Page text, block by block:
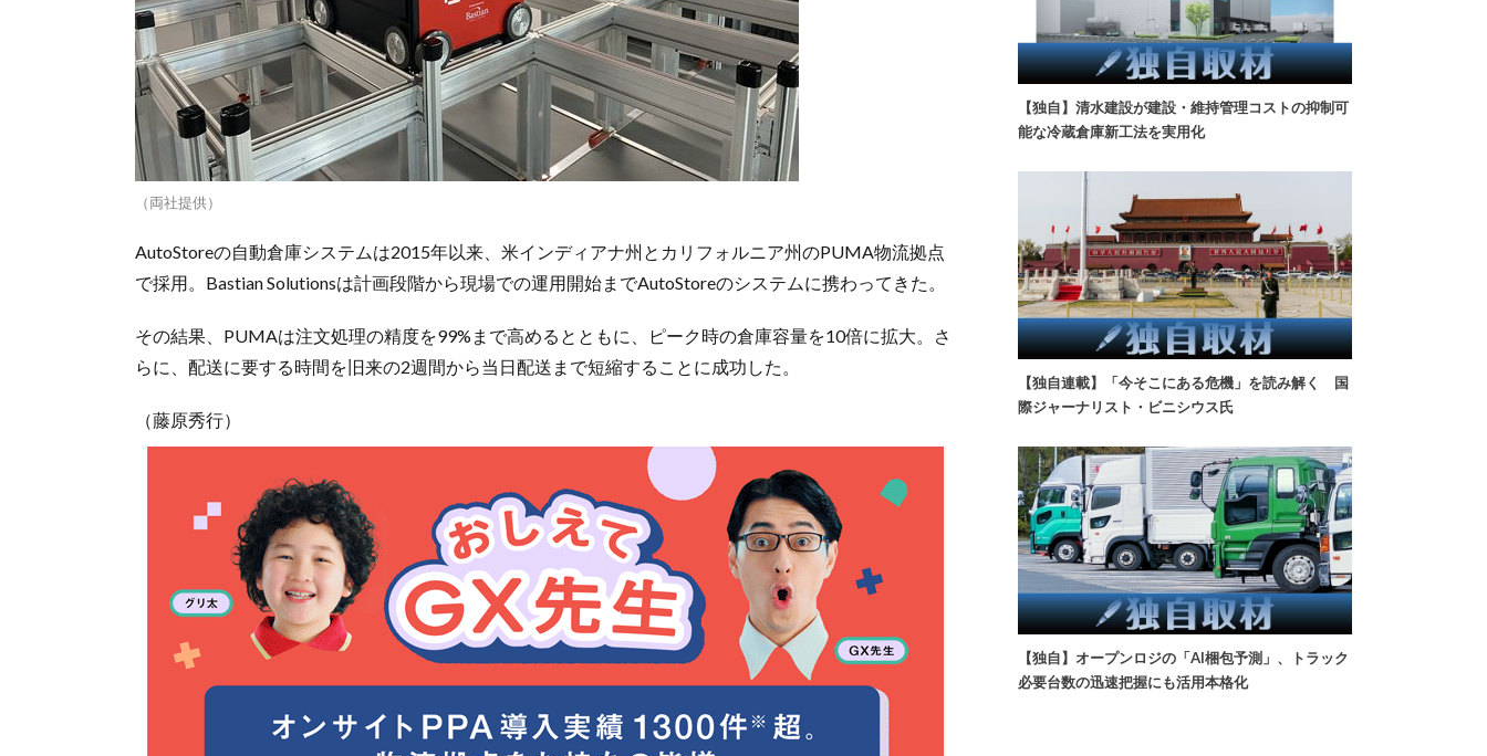
（両社提供）
AutoStoreの自動倉庫システムは2015年以来、米インディアナ州とカリフォルニア州のPUMA物流拠点
で採用。Bastian Solutionsは計画段階から現場での運用開始までAutoStoreのシステムに携わってきた。
その結果、PUMAは注文処理の精度を99%まで高めるとともに、ピーク時の倉庫容量を10倍に拡大。さ
らに、配送に要する時間を旧来の2週間から当日配送まで短縮することに成功した。
（藤原秀行）
【独自】清水建設が建設・維持管理コストの抑制可
能な冷蔵倉庫新工法を実用化
【独自連載】「今そこにある危機」を読み解く 国
際ジャーナリスト・ビニシウス氏
【独自】オープンロジの「AI梱包予測」、トラック
必要台数の迅速把握にも活用本格化